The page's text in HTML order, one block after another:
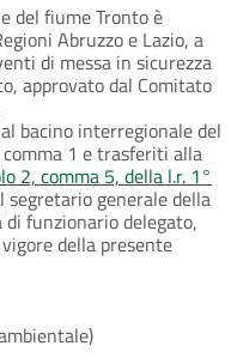
del fiume Tronto è
Abruzzo e Lazio, a
di messa in sicurezza
approvato dal Comitato
bacino interregionale del
1 e trasferiti alla
2, comma 5, della l.r. 1°
segretario generale della
funzionario delegato,
della presente